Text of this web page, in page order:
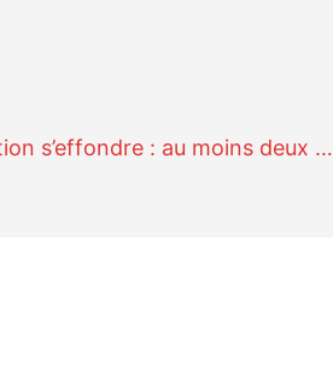
s’effondre : au moins deux …